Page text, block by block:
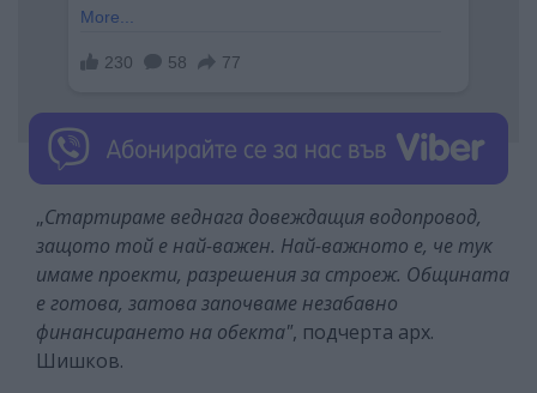
„Стартираме веднага довеждащия водопровод,
защото той е най-важен. Най-важното е, че тук
имаме проекти, разрешения за строеж. Общината
е готова, затова започваме незабавно
финансирането на обекта", подчерта арх.
Шишков.